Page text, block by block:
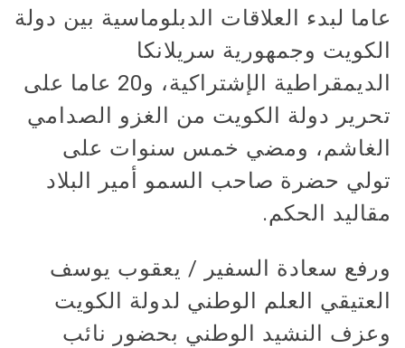
عاما لبدء العلاقات الدبلوماسية بين دولة
الكويت وجمهورية سريلانكا
الديمقراطية الإشتراكية، و20 عاما على
تحرير دولة الكويت من الغزو الصدامي
الغاشم، ومضي خمس سنوات على
تولي حضرة صاحب السمو أمير البلاد
مقاليد الحكم.
ورفع سعادة السفير / يعقوب يوسف
العتيقي العلم الوطني لدولة الكويت
وعزف النشيد الوطني بحضور نائب